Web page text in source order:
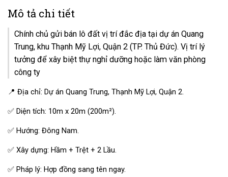
Mô tả chi tiết
Chính chủ gửi bán lô đất vị trí đắc địa tại dự án Quang
Trung, khu Thạnh Mỹ Lợi, Quận 2 (TP. Thủ Đức). Vị trí lý
tưởng để xây biệt thự nghỉ dưỡng hoặc làm văn phòng
công ty
📍 Địa chỉ: Dự án Quang Trung, Thạnh Mỹ Lợi, Quận 2.
✅ Diện tích: 10m x 20m (200m²).
✅ Hướng: Đông Nam.
✅ Xây dựng: Hầm + Trệt + 2 Lầu.
✅ Pháp lý: Hợp đồng sang tên ngay.